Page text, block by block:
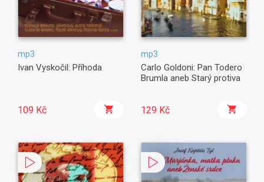
mp3
Ivan Vyskočil: Příhoda
109 Kč
mp3
Carlo Goldoni: Pan Todero
Brumla aneb Starý protiva
129 Kč